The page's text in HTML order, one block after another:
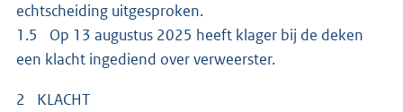
echtscheiding uitgesproken.
1.5 Op 13 augustus 2025 heeft klager bij de deken
een klacht ingediend over verweerster.
2 KLACHT